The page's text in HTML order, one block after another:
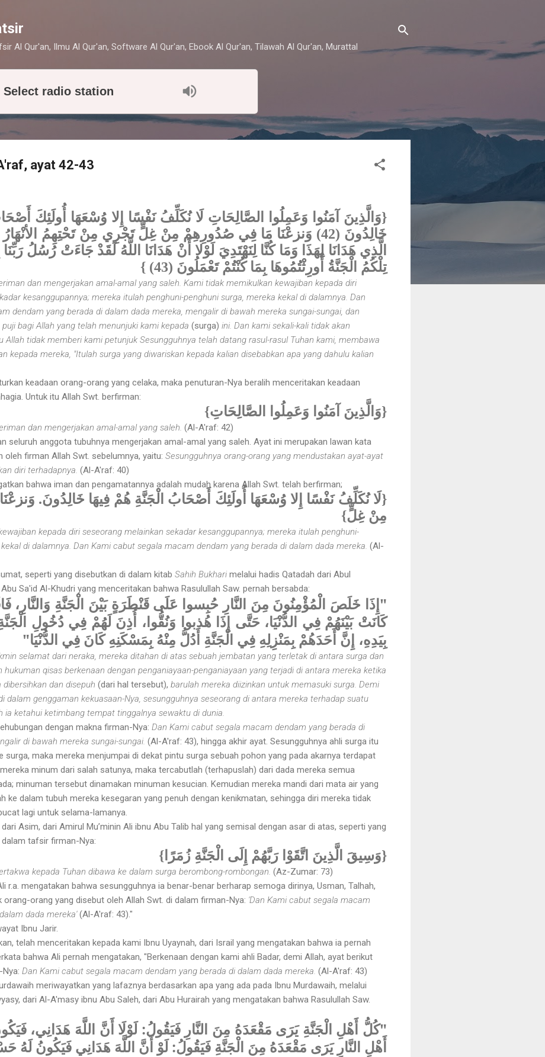
Al Qur'an, Ilmu Al Qur'an, Software Al Qur'an, Ebook Al Qur'an, Tilawah Al Qur'an, Murattal
Select radio station
ayat 42-43
{وَالَّذِينَ آمَنُوا وَعَمِلُوا الصَّالِحَاتِ لَا نُكَلِّفُ نَفْسًا إِلا وُسْعَهَا أُولَئِكَ
خَالِدُونَ (42) وَنزعْنَا مَا فِي صُدُورِهِمْ مِنْ غِلٍّ تَجْرِي مِنْ تَحْتِهِمُ
الَّذِي هَدَانَا لِهَذَا وَمَا كُنَّا لِنَهْتَدِيَ لَوْلا أَنْ هَدَانَا اللَّهُ لَقَدْ جَاءَتْ رُسُلُ
تِلْكُمُ الْجَنَّةُ أُورِثْتُمُوهَا بِمَا كُنْتُمْ تَعْمَلُونَ (43) }
dan mengerjakan amal-amal yang saleh. Kami tidak memikulkan kewajiban kepada diri
kesanggupannya; mereka itulah penghuni-penghuni surga, mereka kekal di dalamnya. Dan
dendam yang berada di dalam dada mereka, mengalir di bawah mereka sungai-sungai, dan
bagi Allah yang telah menunjuki kami kepada (surga) ini. Dan kami sekali-kali tidak akan
Allah tidak memberi kami petunjuk Sesungguhnya telah datang rasul-rasul Tuhan kami, membawa
kepada mereka, "Itulah surga yang diwariskan kepada kalian disebabkan apa yang dahulu kalian
keadaan orang-orang yang celaka, maka penuturan-Nya beralih menceritakan keadaan
Untuk itu Allah Swt. berfirman:
{وَالَّذِينَ آمَنُوا وَعَمِلُوا الصَّالِحَاتِ}
dan mengerjakan amal-amal yang saleh. (Al-A'raf: 42)
seluruh anggota tubuhnya mengerjakan amal-amal yang saleh. Ayat ini merupakan lawan kata
oleh firman Allah Swt. sebelumnya, yaitu: Sesungguhnya orang-orang yang mendustakan ayat-ayat
diri terhadapnya. (Al-A'raf: 40)
bahwa iman dan pengamatannya adalah mudah karena Allah Swt. telah berfirman;
{لَا نُكَلِّفُ نَفْسًا إِلا وُسْعَهَا أُولَئِكَ أَصْحَابُ الْجَنَّةِ هُمْ فِيهَا خَالِدُونَ.
مِنْ غِلٍّ}
kepada diri seseorang melainkan sekadar kesanggupannya; mereka itulah penghuni-
di dalamnya. Dan Kami cabut segala macam dendam yang berada di dalam dada mereka. (Al-
seperti yang disebutkan di dalam ki­tab Sahih Bukhari melalui hadis Qatadah dari Abul
Sa'id Al-Khudri yang menceritakan bahwa Rasulullah Saw. pernah bersabda:
"إِذَا خَلَصَ الْمُؤْمِنُونَ مِنَ النَّارِ حُبِسوا عَلَى قَنْطَرَةٍ بَيْنَ الْجَنَّةِ وَالنَّارِ،
كَانَتْ بَيْنَهُمْ فِي الدُّنْيَا، حَتَّى إِذَا هُذبوا وَنُقُّوا، أُذِنَ لَهُمْ فِي دُخُولِ
بِيَدِهِ، إِنَّ أَحَدَهُمْ بِمَنْزِلِهِ فِي الْجَنَّةِ أَدُلُّ مِنْهُ بِمَسْكَنِهِ كَانَ فِي الدُّنْيَا"
selamat dari neraka, mereka ditahan di atas sebuah jembatan yang terletak di antara surga dan
hukuman qisas berkenaan dengan penganiayaan-penganiayaan yang terjadi di antara mereka ketika
dan disepuh (dari hal tersebut), barulah mereka diizinkan untuk memasuki surga. Demi
dalam genggaman kekuasaan-Nya, sesungguhnya seseorang di antara mereka terhadap suatu
ia ketahui ketimbang tempat tinggalnya sewaktu di dunia.
dengan makna firman-Nya: Dan Kami cabut segala macam dendam yang berada di
di bawah mereka sungai-sungai. (Al-A'raf: 43), hingga akhir ayat. Sesungguhnya ahli surga itu
surga, maka mereka menjumpai di dekat pintu surga sebuah pohon yang pada akarnya terdapat
minum dari salah satunya, maka tercabutlah (terhapuslah) dari dada mereka semua
minuman tersebut dinamakan minuman kesucian. Kemudian mereka mandi dari mata air yang
ke dalam tubuh mereka kesegaran yang penuh dengan kenikmatan, sehingga diri mereka tidak
lagi untuk selama-lamanya.
Asim, dari Amirul Mu’minin Ali ibnu Abu Talib hal yang semisal dengan asar di atas, seperti yang
tafsir firman-Nya:
{وَسِيقَ الَّذِينَ اتَّقَوْا رَبَّهُمْ إِلَى الْجَنَّةِ زُمَرًا}
kepada Tuhan dibawa ke dalam surga berombong-rombongan. (Az-Zumar: 73)
r.a. mengatakan bahwa sesungguhnya ia benar-benar berharap semoga dirinya, Usman, Talhah,
orang yang disebut oleh Allah Swt. di dalam firman-Nya: 'Dan Kami cabut segala macam
dada mereka'(Al-A'raf: 43)."
Ibnu Jarir.
telah menceritakan kepada kami Ibnu Uyaynah, dari Israil yang mengatakan bahwa ia pernah
bahwa Ali pernah mengatakan, "Berkenaan dengan kami ahli Badar, demi Allah, ayat berikut
Dan Kami cabut segala macam dendam yang berada di dalam dada mereka. (Al-A'raf: 43)
meriwayatkan yang lafaznya berdasarkan apa yang ada pada Ibnu Murdawaih, melalui
dari Al-A'masy ibnu Abu Saleh, dari Abu Hurairah yang mengatakan bahwa Rasulullah Saw.
"كُلُّ أَهْلِ الْجَنَّةِ يَرَى مَقْعَدَهُ مِنَ النَّارِ فَيَقُولُ: لَوْلَا أَنَّ اللَّهَ هَدَانِي،
أَهْلِ النَّارِ يَرَى مَقْعَدَهُ مِنَ الْجَنَّةِ فَيَقُولُ: لَوْ أَنَّ اللَّهَ هَدَانِي فَيَكُونُ لَهُ